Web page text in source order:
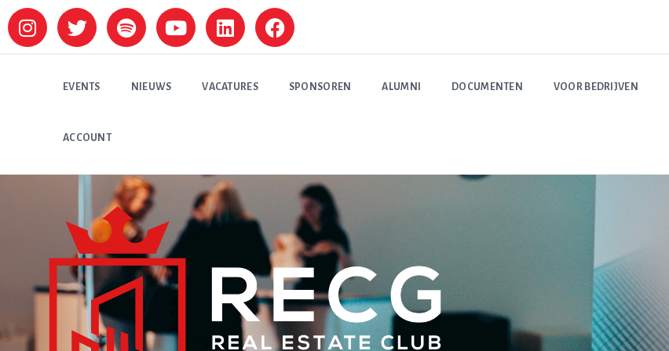
EVENTS NIEUWS VACATURES SPONSOREN ALUMNI DOCUMENTEN VOOR BEDRIJVEN
ACCOUNT